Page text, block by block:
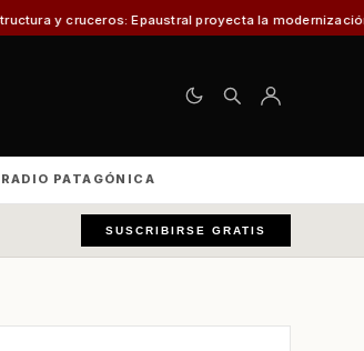
Epaustral proyecta la modernización portuaria para
RADIO PATAGÓNICA
SUSCRIBIRSE GRATIS